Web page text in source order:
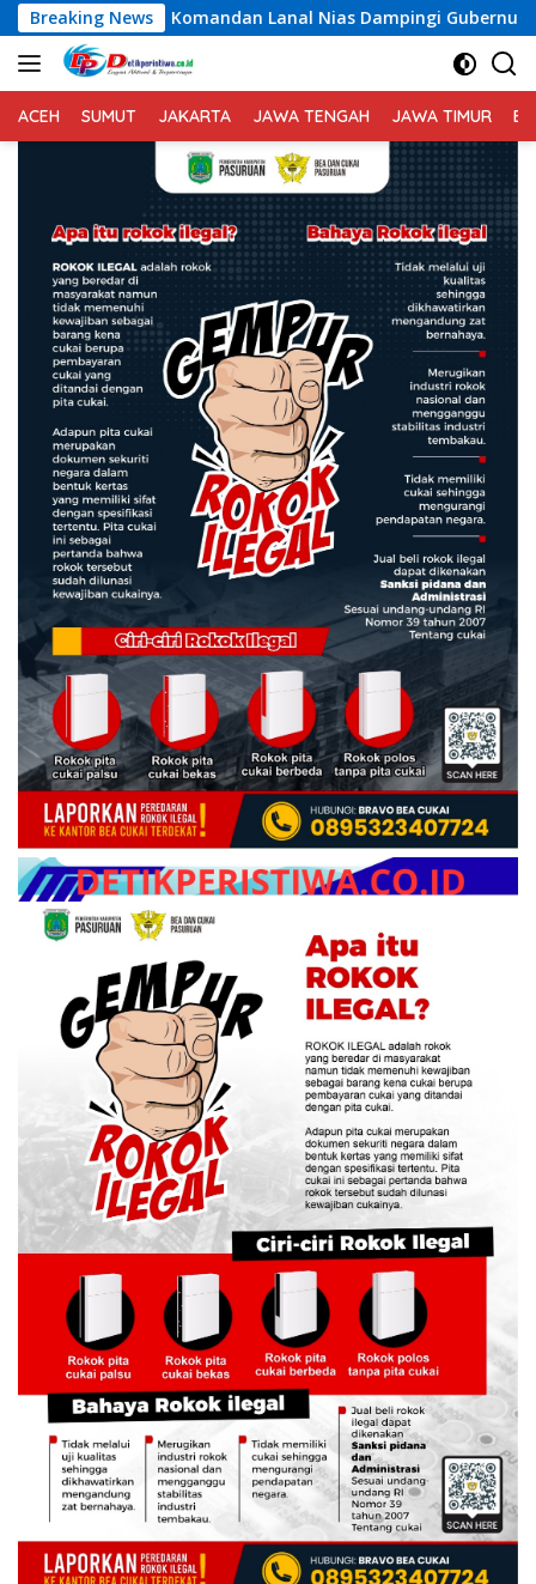
Langsung
ke
konten
Breaking News
Lanal Nias Dampingi Gubernur Sumut Bobby Nasution
ACEH SUMUT JAKARTA JAWA TENGAH JAWA TIMUR